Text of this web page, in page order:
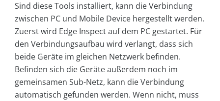
Sind diese Tools installiert, kann die Verbindung
zwischen PC und Mobile Device hergestellt werden.
Zuerst wird Edge Inspect auf dem PC gestartet. Für
den Verbindungsaufbau wird verlangt, dass sich
beide Geräte im gleichen Netzwerk befinden.
Befinden sich die Geräte außerdem noch im
gemeinsamen Sub-Netz, kann die Verbindung
automatisch gefunden werden. Wenn nicht, muss